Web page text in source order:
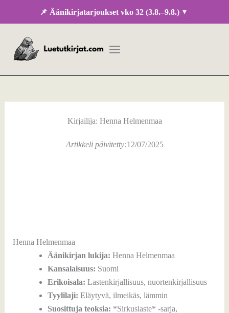
📌 Äänikirjatarjoukset vko 32 (3.8.–9.8.) ▾
Kirjailija: Henna Helmenmaa
Artikkeli päivitetty:12/07/2025
Henna Helmenmaa
Äänikirjan lukija: Henna Helmenmaa
Kansalaisuus: Suomi
Erikoisala: Lastenkirjallisuus, nuortenkirjallisuus
Tyylilaji: Eläytyvä, ilmeikäs, lämmin
Suosittuja teoksia: *Sirkuslaste* -sarja,